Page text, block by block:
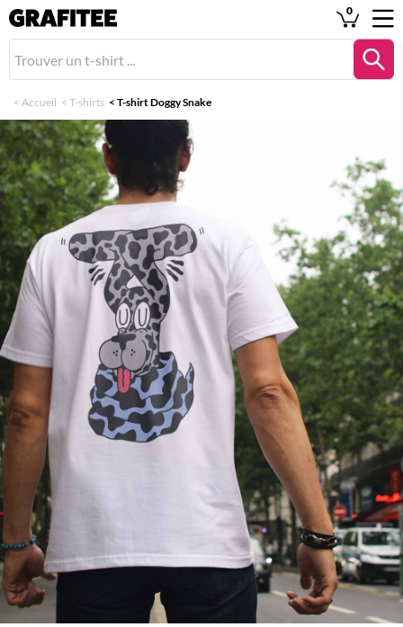
0
< Accueil < T-shirts < T-shirt Doggy Snake